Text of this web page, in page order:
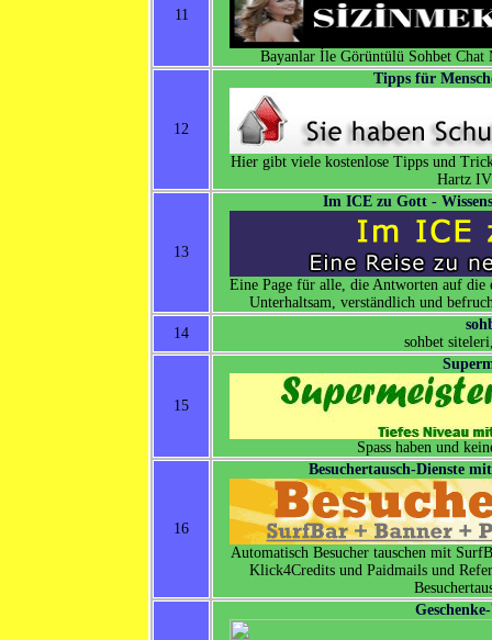
11
Bayanlar İle Görüntülü Sohbet
12
Tipps für
Hier gibt viele kostenlose Tipps und
Hartz
13
Im ICE zu Gott -
Eine Page für alle, die Antworten auf die
Unterhaltsam, verständlich und
14
sohbet
15
Spass haben und
16
Besuchertausch-Dienste
Automatisch Besucher tauschen mit
Klick4Credits und Paidmails und